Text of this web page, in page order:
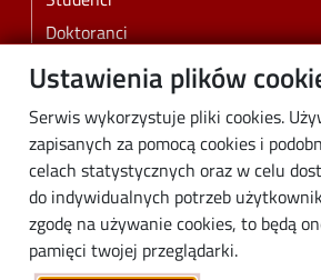
Ustawienia plików
Serwis wykorzystuje pliki cookies.
zapisanych za pomocą cookies i
celach statystycznych oraz w celu
do indywidualnych potrzeb
zgodę na używanie cookies, to będą
pamięci twojej przeglądarki.
Doktoranci
Pracownicy
Biznes
Media
Społeczność lokalna
Linki